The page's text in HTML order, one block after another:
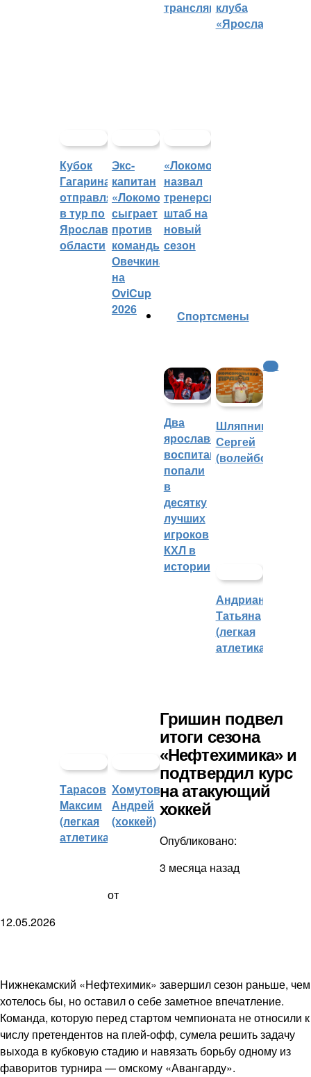
трансляцийклуба
«Ярославич»
Кубок
Гагарина
отправляется
в тур по
Ярославской
области
Экс-
капитан
«Локомотива»
сыграет
против
команды
Овечкина
на
OviCup
2026
«Локомотив»
назвал
тренерский
штаб на
новый
сезон
Cпортсмены
Два
ярославских
воспитанника
попали
в
десятку
лучших
игроков
КХЛ в
истории
Шляпников
Сергей
(волейбол)
Андрианова
Татьяна
(легкая
атлетика)
Тарасов
Максим
(легкая
атлетика)
Хомутов
Андрей
(хоккей)
КХЛ
Гришин подвел
итоги сезона
«Нефтехимика» и
подтвердил курс
на атакующий
хоккей
Опубликовано:
3 месяца назад
от
12.05.2026
Нижнекамский «Нефтехимик» завершил сезон раньше, чем
хотелось бы, но оставил о себе заметное впечатление.
Команда, которую перед стартом чемпионата не относили к
числу претендентов на плей-офф, сумела решить задачу
выхода в кубковую стадию и навязать борьбу одному из
фаворитов турнира — омскому «Авангарду».